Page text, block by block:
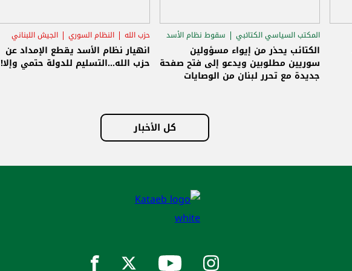
المكتب السياسي الكتائبي
سقوط نظام الأسد
الاستحقاق الرئاسي
الكتائب يحذر من إيواء مسؤولين
سوريين مطلوبين ويدعو إلى فتح صفحة
جديدة مع تحرر لبنان من الوصايات
حزب الله النظام السوري الجيش اللبناني
انهيار نظام الأسد يقطع الإمداد عن
حزب الله...التسليم للدولة حتمي وإلا!
كل الأخبار